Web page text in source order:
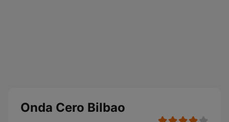
Onda Cero Bilbao